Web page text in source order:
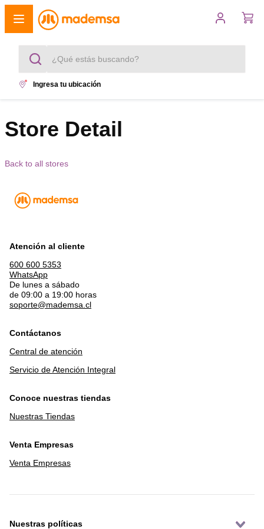
¿Qué estás buscando?
cocina 4 platos
4. secadora
Ingresa tu ubicación
Store Detail
Back to all stores
Atención al cliente
600 600 5353
WhatsApp
De lunes a sábado
de 09:00 a 19:00 horas
soporte@mademsa.cl
Contáctanos
Central de atención
Servicio de Atención Integral
Conoce nuestras tiendas
Nuestras Tiendas
Venta Empresas
Venta Empresas
Nuestras políticas